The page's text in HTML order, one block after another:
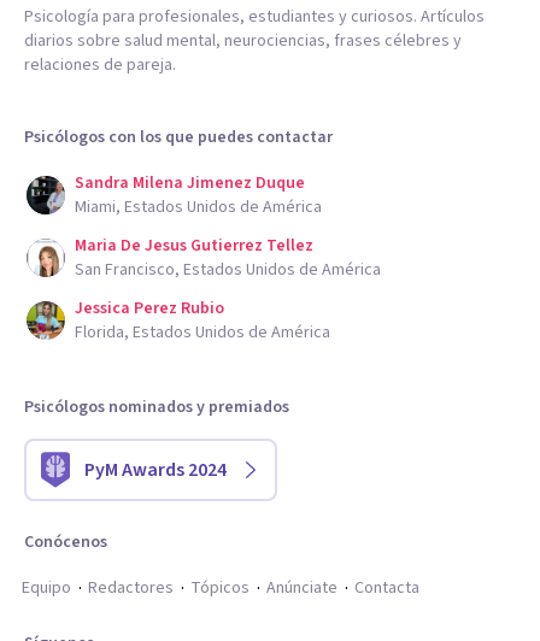
Psicología para profesionales, estudiantes y curiosos. Artículos
diarios sobre salud mental, neurociencias, frases célebres y
relaciones de pareja.
Psicólogos con los que puedes contactar
Sandra Milena Jimenez Duque
Miami, Estados Unidos de América
Maria De Jesus Gutierrez Tellez
San Francisco, Estados Unidos de América
Jessica Perez Rubio
Florida, Estados Unidos de América
Psicólogos nominados y premiados
PyM Awards 2024
Conócenos
Equipo
Redactores Tópicos Anúnciate Contacta